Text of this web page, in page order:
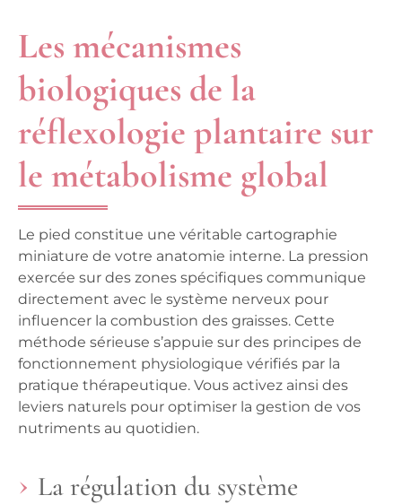
Les mécanismes
biologiques de la
réflexologie plantaire sur
le métabolisme global
Le pied constitue une véritable cartographie
miniature de votre anatomie interne. La pression
exercée sur des zones spécifiques communique
directement avec le système nerveux pour
influencer la combustion des graisses. Cette
méthode sérieuse s’appuie sur des principes de
fonctionnement physiologique vérifiés par la
pratique thérapeutique. Vous activez ainsi des
leviers naturels pour optimiser la gestion de vos
nutriments au quotidien.
La régulation du système